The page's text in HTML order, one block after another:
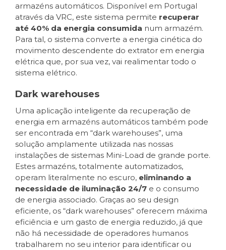
armazéns automáticos. Disponível em Portugal
através da VRC, este sistema permite recuperar
até 40% da energia consumida num armazém.
Para tal, o sistema converte a energia cinética do
movimento descendente do extrator em energia
elétrica que, por sua vez, vai realimentar todo o
sistema elétrico.
Dark warehouses
Uma aplicação inteligente da recuperação de
energia em armazéns automáticos também pode
ser encontrada em “dark warehouses”, uma
solução amplamente utilizada nas nossas
instalações de sistemas Mini-Load de grande porte.
Estes armazéns, totalmente automatizados,
operam literalmente no escuro, eliminando a
necessidade de iluminação 24/7 e o consumo
de energia associado. Graças ao seu design
eficiente, os “dark warehouses” oferecem máxima
eficiência e um gasto de energia reduzido, já que
não há necessidade de operadores humanos
trabalharem no seu interior para identificar ou